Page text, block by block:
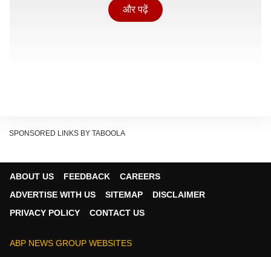
मिलेगा. दर्शकों ने दोनों की प्रेम कहानी को हर मोड़ पर बहुत प्यार
और पढ़ें
SPONSORED LINKS BY TABOOLA
ABOUT US FEEDBACK
CAREERS
ADVERTISE WITH US
SITEMAP
DISCLAIMER
PRIVACY POLICY
CONTACT US
ABP NEWS GROUP WEBSITES